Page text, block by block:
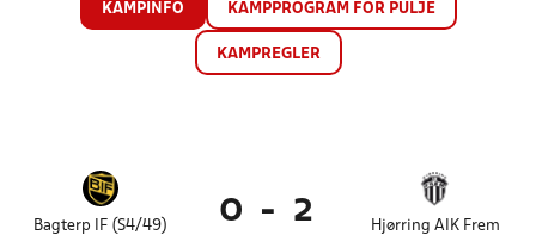
KAMPINFO KAMPPROGRAM FOR PULJE
KAMPREGLER
Bagterp IF (S4/49) 0 - 2
Hjørring AIK Frem